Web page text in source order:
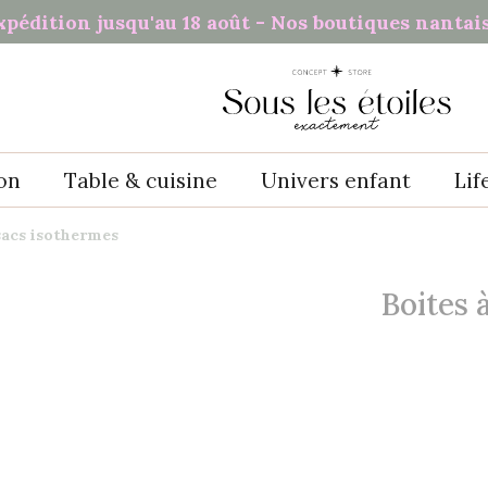
jusqu'au 18 août - Nos boutiques
Table & cuisine Univers enfant
isothermes
Boites